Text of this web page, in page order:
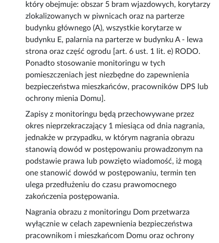
który obejmuje: obszar 5 bram wjazdowych, korytarzy
zlokalizowanych w piwnicach oraz na parterze
budynku głównego (A), wszystkie korytarze w
budynku E, palarnia na parterze w budynku A - lewa
strona oraz część ogrodu [art. 6 ust. 1 lit. e) RODO.
Ponadto stosowanie monitoringu w tych
pomieszczeniach jest niezbędne do zapewnienia
bezpieczeństwa mieszkańców, pracowników DPS lub
ochrony mienia Domu].
Zapisy z monitoringu będą przechowywane przez
okres nieprzekraczający 1 miesiąca od dnia nagrania,
jednakże w przypadku, w którym nagrania obrazu
stanowią dowód w postępowaniu prowadzonym na
podstawie prawa lub powzięto wiadomość, iż mogą
one stanowić dowód w postępowaniu, termin ten
ulega przedłużeniu do czasu prawomocnego
zakończenia postępowania.
Nagrania obrazu z monitoringu Dom przetwarza
wyłącznie w celach zapewnienia bezpieczeństwa
pracownikom i mieszkańcom Domu oraz ochrony